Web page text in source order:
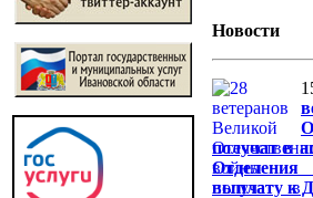
Новости
получат в
выплату к